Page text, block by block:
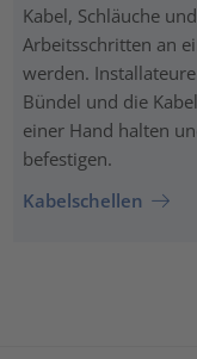
Kabel, Schläuche
Arbeitsschritten an
werden.
Bündel und die
einer Hand halten
befestigen.
Kabelschellen